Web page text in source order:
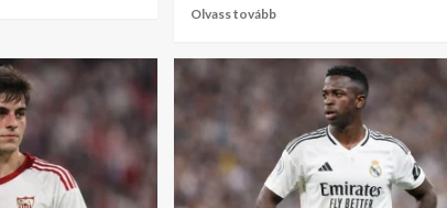
Olvass tovább